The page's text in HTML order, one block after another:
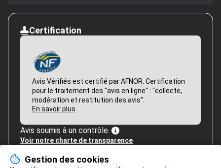
Certification
Avis Vérifiés est certifié par AFNOR. Certification
pour le traitement des "avis en ligne" : "collecte,
modération et restitution des avis".
En savoir plus
Avis soumis à un contrôle.
Voir notre charte de transparence
Gestion des cookies